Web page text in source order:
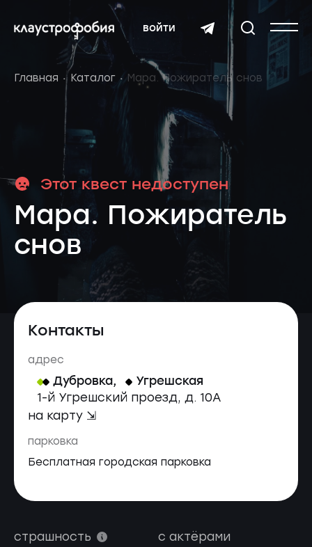
войти
Главная Каталог Мара. Пожиратель снов
Этот квест недоступен
Мара. Пожиратель
снов
Контакты
адрес
Дубровка, Угрешская
1-й Угрешский проезд, д. 10А
на карту ⇲
парковка
Бесплатная городская парковка
страшность
с актёрами